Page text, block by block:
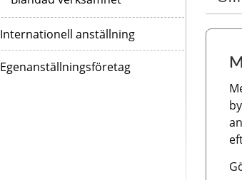
Internationell anställning
Egenanställningsföretag